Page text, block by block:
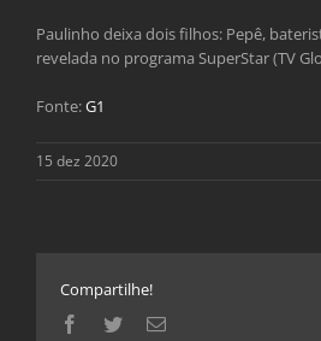
Paulinho deixa dois filhos: Pepê,
revelada no programa SuperStar (TV
Fonte:G1
15 dez 2020
Compartilhe!
Facebook
TwitterE-